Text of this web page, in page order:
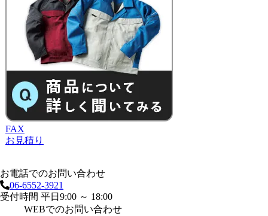
FAX
お見積り
お電話でのお問い合わせ
06-6552-3921
受付時間 平日9:00 ～ 18:00
WEBでのお問い合わせ